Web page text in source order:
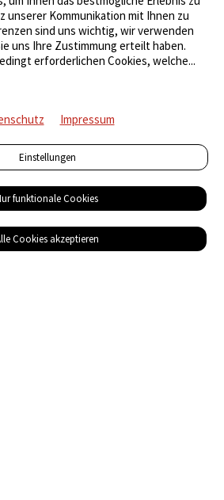
unserer Kommunikation mit Ihnen zu
sind uns wichtig, wir verwenden
uns Ihre Zustimmung erteilt haben.
erforderlichen Cookies, welche...
Impressum
Einstellungen
funktionale Cookies
Cookies akzeptieren